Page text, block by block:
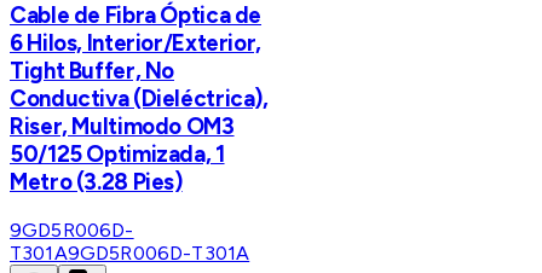
Cable de Fibra Óptica de
6 Hilos, Interior/Exterior,
Tight Buffer, No
Conductiva (Dieléctrica),
Riser, Multimodo OM3
50/125 Optimizada, 1
Metro (3.28 Pies)
9GD5R006D-
T301A9GD5R006D-T301A